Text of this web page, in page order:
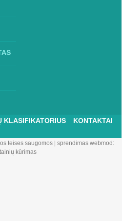
KLASIFIKATORIUS
KONTAKTAI
teises saugomos| sprendimas webmod:
kūrimas